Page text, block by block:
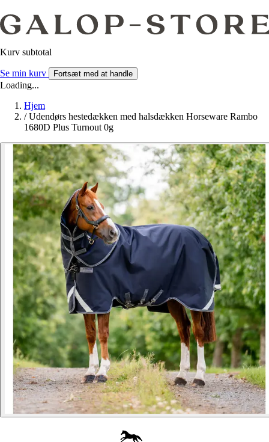
Kurv subtotal
Se min kurv Fortsæt med at handle
Loading...
Hjem
/ Udendørs hestedækken med halsdækken Horseware Rambo
1680D Plus Turnout 0g